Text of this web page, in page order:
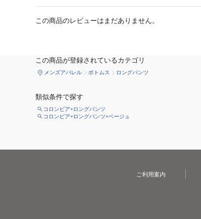
この商品のレビューはまだありません。
この商品が登録されているカテゴリ
メンズアパレル ボトムス ロングパンツ
類似条件で探す
コロンビア×ロングパンツ
コロンビア×ロングパンツ×ベージュ
ご利用案内